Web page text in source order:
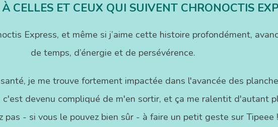
CELLES ET CEUX QUI SUIVENT CHRONOCTIS
Express, et même si j’aime cette histoire profondément,
de temps, d’énergie et de persévérence.
je me trouve fortement impactée dans l'avancée des
c'est devenu compliqué de m'en sortir, et ça me ralentit d'autant
pas - si vous le pouvez bien sûr - à faire un petit geste sur